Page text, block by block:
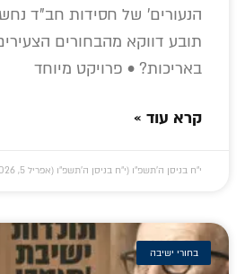
הנעורים' של חסידות חב"ד
תובע דווקא מהבחורים
באריכות? • פרויקט מיוחד
קרא עוד »
י״ח בניסן ה׳תשפ״ו (י״ח בניסן ה׳תשפ״ו (אפריל 5, 2026))
בחורי ישיבה